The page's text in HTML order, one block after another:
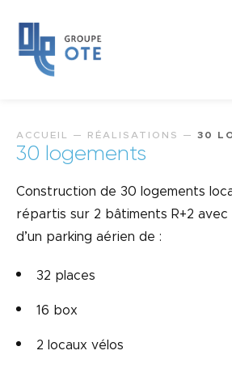
ACCUEIL — RÉALISATIONS — 30
30 logements
Construction de 30 logements
répartis sur 2 bâtiments R+2 avec
d’un parking aérien de :
32 places
16 box
2 locaux vélos